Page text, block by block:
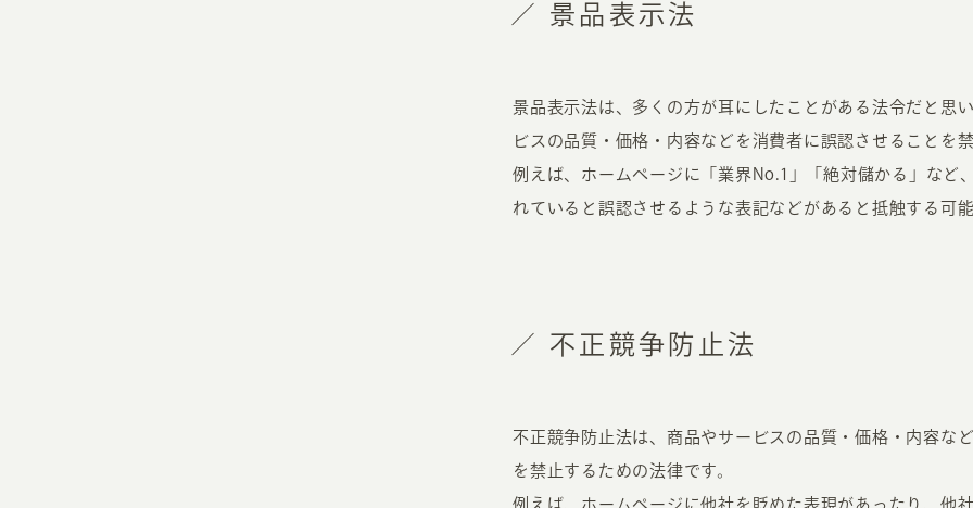
景品表示法
景品表示法は、多くの方が耳にしたことがある法令だと思
ビスの品質・価格・内容などを消費者に誤認させることを
例えば、ホームページに「業界No.1」「絶対儲かる」など
れていると誤認させるような表記などがあると抵触する可能
不正競争防止法
不正競争防止法は、商品やサービスの品質・価格・内容な
を禁止するための法律です。
例えば、ホームページに他社を貶めた表現があったり、他